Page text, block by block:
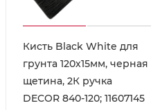
Кисть Black White для
грунта 120х15мм, черная
щетина, 2К ручка
DECOR 840-120; 11607145